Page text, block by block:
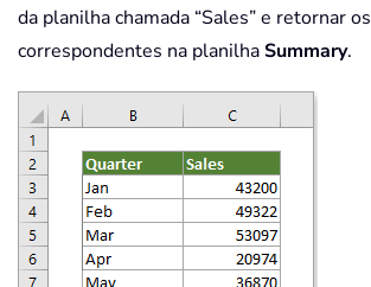
da planilha chamada “Sales” e retornar
correspondentes na planilhaSummary.